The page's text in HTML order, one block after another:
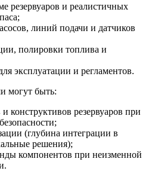
резервуаров и реалистичных
линий подачи и датчиков
полировки топлива и
эксплуатации и регламентов.
могут быть:
конструктивов резервуаров при
(глубина интеграции в
решения);
компонентов при неизменной